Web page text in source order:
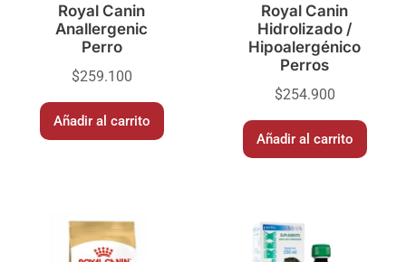
Royal Canin
Anallergenic
Perro
$259.100
Añadir al carrito
Royal Canin
Hidrolizado /
Hipoalergénico
Perros
$254.900
Añadir al carrito